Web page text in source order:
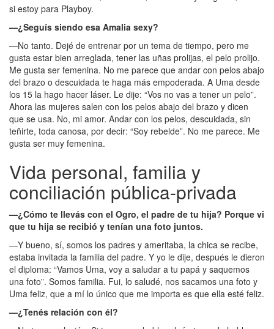
si estoy para Playboy.
—¿Seguís siendo esa Amalia sexy?
—No tanto. Dejé de entrenar por un tema de tiempo, pero me
gusta estar bien arreglada, tener las uñas prolijas, el pelo prolijo.
Me gusta ser femenina. No me parece que andar con pelos abajo
del brazo o descuidada te haga más empoderada. A Uma desde
los 15 la hago hacer láser. Le dije: “Vos no vas a tener un pelo”.
Ahora las mujeres salen con los pelos abajo del brazo y dicen
que se usa. No, mi amor. Andar con los pelos, descuidada, sin
teñirte, toda canosa, por decir: “Soy rebelde”. No me parece. Me
gusta ser muy femenina.
Vida personal, familia y
conciliación pública-privada
—¿Cómo te llevás con el Ogro, el padre de tu hija? Porque vi
que tu hija se recibió y tenían una foto juntos.
—Y bueno, sí, somos los padres y ameritaba, la chica se recibe,
estaba invitada la familia del padre. Y yo le dije, después le dieron
el diploma: “Vamos Uma, voy a saludar a tu papá y saquemos
una foto”. Somos familia. Fui, lo saludé, nos sacamos una foto y
Uma feliz, que a mí lo único que me importa es que ella esté feliz.
—¿Tenés relación con él?